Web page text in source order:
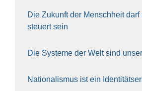
Die Zukunft der Mensch­heit
steu­ert sein
Die Sys­te­me der Welt sind
Natio­na­lis­mus ist ein